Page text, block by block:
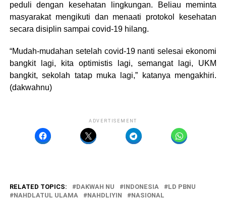
peduli dengan kesehatan lingkungan. Beliau meminta
masyarakat mengikuti dan menaati protokol kesehatan
secara disiplin sampai covid-19 hilang.
“Mudah-mudahan setelah covid-19 nanti selesai ekonomi
bangkit lagi, kita optimistis lagi, semangat lagi, UKM
bangkit, sekolah tatap muka lagi,” katanya mengakhiri.
(dakwahnu)
ADVERTISEMENT
RELATED TOPICS: DAKWAH NU INDONESIA
LD PBNU
NAHDLATUL ULAMA
NAHDLIYIN NASIONAL